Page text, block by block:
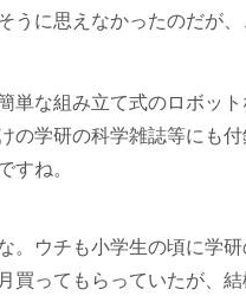
うに思えなかったのだが、
単な組み立て式のロボッ
の学研の科学雑誌等にも
すね。
。ウチも小学生の頃に学
買ってもらっていたが、